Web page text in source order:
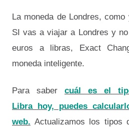
La moneda de Londres,
SI vas a viajar a Londres y
euros a libras, Exact
moneda inteligente.
Para saber cuál es el
Libra hoy, puedes
web. Actualizamos los tipos